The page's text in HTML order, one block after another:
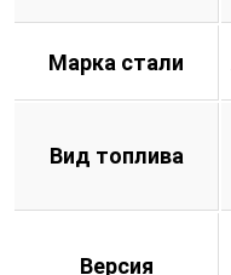
Марка стали
Вид топлива
Версия